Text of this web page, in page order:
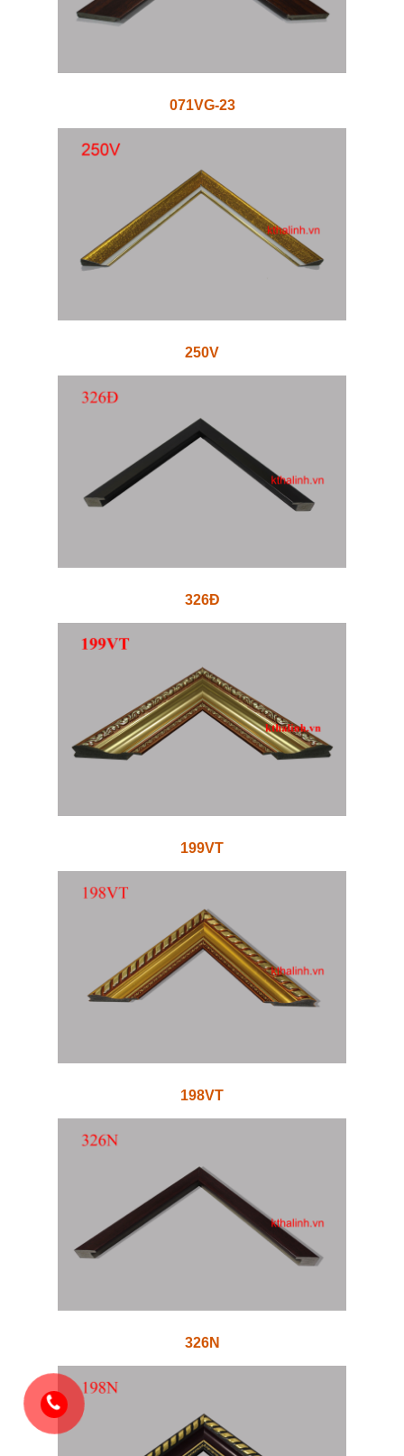
071VG-23
250V
326Đ
199VT
198VT
326N